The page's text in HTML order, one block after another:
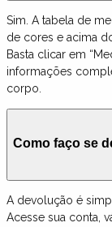
Sim. A tabela de
de cores e acima
Basta clicar em
informações
corpo.
Como faço se
A devolução é
Acesse sua conta,